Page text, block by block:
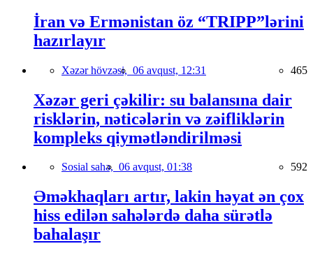
İran və Ermənistan öz “TRIPP”lərini
hazırlayır
Xəzər hövzəsi, 06 avqust, 12:31 465
Xəzər geri çəkilir: su balansına dair
risklərin, nəticələrin və zəifliklərin
kompleks qiymətləndirilməsi
Sosial sahə, 06 avqust, 01:38 592
Əməkhaqları artır, lakin həyat ən çox
hiss edilən sahələrdə daha sürətlə
bahalaşır